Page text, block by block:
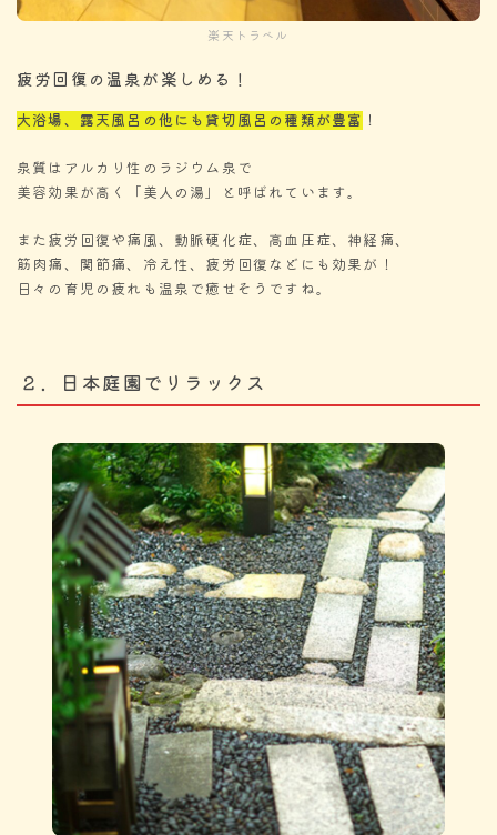
楽天トラベル
疲労回復の温泉が楽しめる！
大浴場、露天風呂の他にも貸切風呂の種類が豊富 ！
泉質はアルカリ性のラジウム泉で
美容効果が高く「美人の湯」と呼ばれています。
また疲労回復や痛風、動脈硬化症、高血圧症、神経痛、
筋肉痛、関節痛、冷え性、疲労回復などにも効果が！
日々の育児の疲れも温泉で癒せそうですね。
２．日本庭園でリラックス